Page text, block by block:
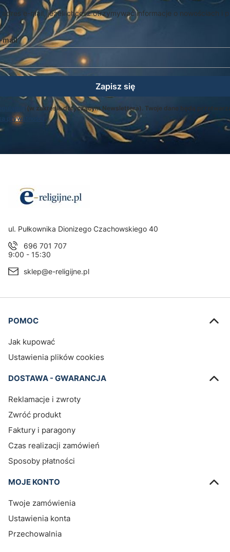
adres e-mail, jeżeli chcesz otrzymywać informacje o nowościach i
mail
Zapisz się
(w zakresie dotyczącym Newslettera). Twoje dane będą
prywatności
Adres:
ul. Pułkownika Dionizego Czachowskiego 40
696 701 707
9:00 - 15:30
sklep@e-religijne.pl
Linki w stopce
POMOC
Jak kupować
Ustawienia plików cookies
DOSTAWA - GWARANCJA
Reklamacje i zwroty
Zwróć produkt
Faktury i paragony
Czas realizacji zamówień
Sposoby płatności
MOJE KONTO
Twoje zamówienia
Ustawienia konta
Przechowalnia